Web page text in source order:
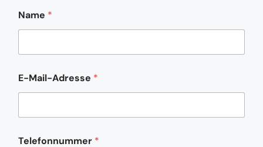
Name *
d
e
K
m
E-Mail-Adresse *
Telefonnummer *